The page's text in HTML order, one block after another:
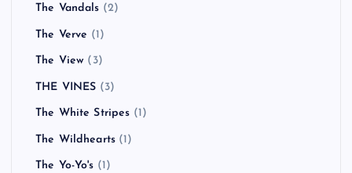
The Vandals (2)
The Verve (1)
The View (3)
THE VINES (3)
The White Stripes (1)
The Wildhearts (1)
The Yo-Yo's (1)